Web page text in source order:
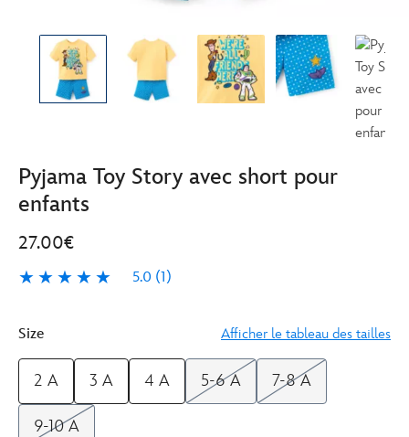
Pyjama Toy Story avec short pour
enfants
27.00€
5.0 (1)
5.0
Size
Afficher le tableau des tailles
2 A 3 A 4 A 5-6 A 7-8 A
9-10 A